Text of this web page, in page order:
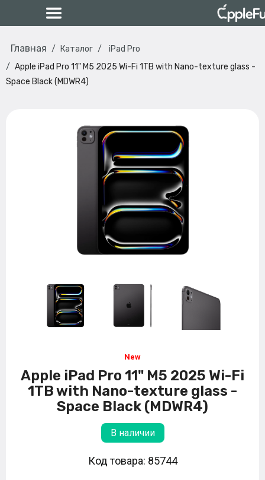
Главная Каталог
iPad Pro
Apple iPad Pro 11" M5 2025 Wi-Fi 1TB with Nano-texture glass -
Space Black (MDWR4)
Apple iPad Pro 11" M5 2025 Wi-Fi
1TB with Nano-texture glass -
Space Black (MDWR4)
В наличии
Код товара: 85744